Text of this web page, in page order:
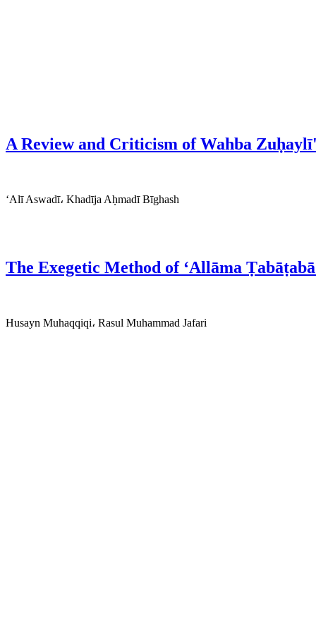
A Review and Criticism of Wahba
‘Alī Aswadī، Khadīja Aḥmadī Bīghash
The Exegetic Method of ‘Allāma
Husayn Muhaqqiqi، Rasul Muhammad Jafari